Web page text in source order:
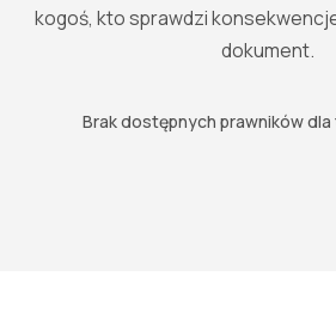
kogoś, kto sprawdzi
dokument.
Brak dostępnych prawników